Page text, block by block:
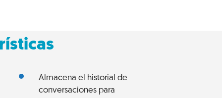
Almacena el historial de
conversaciones para